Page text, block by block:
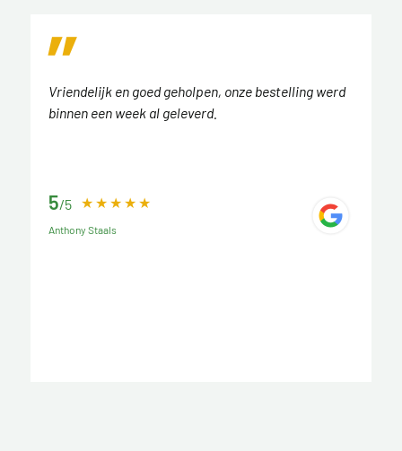
Vriendelijk en goed geholpen, onze bestelling werd
binnen een week al geleverd.
5/5
Anthony Staals